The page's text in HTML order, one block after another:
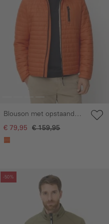
Blouson met opstaande
kraag
€ 79,95 € 159,95
-50%
Galerie overslaan